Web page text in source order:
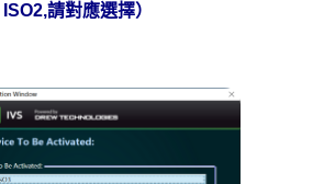
請對應選擇）